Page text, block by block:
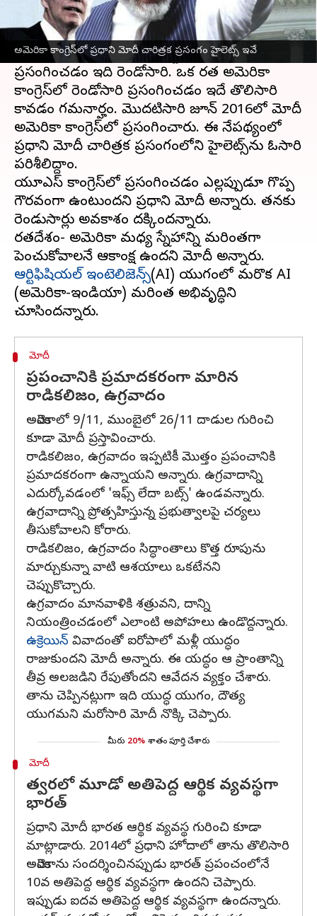
అమెరికా కాంగ్రెస్‌లో ప్రధాని మోదీ చారిత్రక ప్రసంగం హైలెట్స్ ఇవే
భారత ప్రధానినరేంద్ర మోదీగురువారం అమెరికా కాంగ్రెస్
సంయుక్త సమావేశంలో చారిత్రక ప్రసంగం చేశారు.
అమెరికాఉభయ సభలను ఉద్దేశించి మోదీ
ప్రసంగించడం ఇది రెండోసారి. ఒక భారత అమెరికా
కాంగ్రెస్‌లో రెండోసారి ప్రసంగించడం ఇదే తొలిసారి
కావడం గమనార్హం. మొదటిసారి జూన్ 2016లో మోదీ
అమెరికా కాంగ్రెస్‌లో ప్రసంగించారు. ఈ నేపథ్యంలో
ప్రధాని మోదీ చారిత్రక ప్రసంగంలోని హైలెట్స్‌ను ఓసారి
పరిశీలిద్దాం.
యూఎస్ కాంగ్రెస్‌లో ప్రసంగించడం ఎల్లప్పుడూ గొప్ప
గౌరవంగా ఉంటుందని ప్రధాని మోదీ అన్నారు. తనకు
రెండుసార్లు అవకాశం దక్కిందన్నారు.
భారతదేశం- అమెరికా మధ్య స్నేహాన్ని మరింతగా
పెంచుకోవాలనే ఆకాంక్ష ఉందని మోదీ అన్నారు.
ఆర్టిఫిషియల్ ఇంటెలిజెన్స్(AI) యుగంలో మరొక AI
(అమెరికా-ఇండియా) మరింత అభివృద్ధిని
మోదీ
ప్రపంచానికి ప్రమాదకరంగా మారిన
రాడికలిజం, ఉగ్రవాదం
అమెరికాలో 9/11, ముంబైలో 26/11 దాడుల గురించి
కూడా మోదీ ప్రస్తావించారు.
రాడికలిజం, ఉగ్రవాదం ఇప్పటికీ మొత్తం ప్రపంచానికి
ప్రమాదకరంగా ఉన్నాయని అన్నారు. ఉగ్రవాదాన్ని
ఎదుర్కోవడంలో 'ఇఫ్స్ లేదా బట్స్' ఉండవన్నారు.
ఉగ్రవాదాన్ని ప్రోత్సహిస్తున్న ప్రభుత్వాలపై చర్యలు
తీసుకోవాలని కోరారు.
రాడికలిజం, ఉగ్రవాదం సిద్ధాంతాలు కొత్త రూపును
మార్చుకున్నా వాటి ఆశయాలు ఒకటేనని
చెప్పుకొచ్చారు.
ఉగ్రవాదం మానవాళికి శత్రువని, దాన్ని
నియంత్రించడంలో ఎలాంటి అపోహలు ఉండొద్దన్నారు.
ఉక్రెయిన్ వివాదంతో ఐరోపాలో మళ్లీ యుద్ధం
రాజుకుందని మోదీ అన్నారు. ఈ యద్ధం ఆ ప్రాంతాన్ని
తీవ్ర అలజడిని రేపుతోందని ఆవేదన వ్యక్తం చేశారు.
తాను చెప్పినట్లుగా ఇది యుద్ధ యుగం, దౌత్య
యుగమని మరోసారి మోదీ నొక్కి చెప్పారు.
మీరు 20% శాతం పూర్తి చేశారు
మోదీ
త్వరలో మూడో అతిపెద్ద ఆర్థిక వ్యవస్థగా
భారత్
ప్రధాని మోదీ భారత ఆర్థిక వ్యవస్థ గురించి కూడా
మాట్లాడారు. 2014లో ప్రధాని హోదాలో తాను తొలిసారి
అమెరికాను సందర్శించినప్పుడు భారత్ ప్రపంచంలోనే
10వ అతిపెద్ద ఆర్థిక వ్యవస్థగా ఉందని చెప్పారు.
ఇప్పుడు ఐదవ అతిపెద్ద ఆర్థిక వ్యవస్థగా ఉందన్నారు.